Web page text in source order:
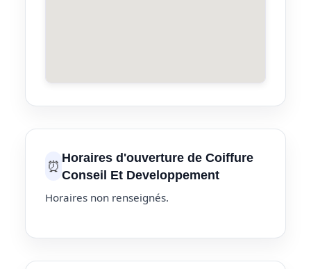
⏰ Horaires d'ouverture de Coiffure
Conseil Et Developpement
Horaires non renseignés.